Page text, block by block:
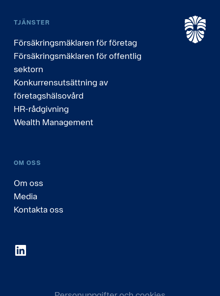
TJÄNSTER
Försäkringsmäklaren för företag
Försäkringsmäklaren för offentlig
sektorn
Konkurrensutsättning av
företagshälsovård
HR-rådgivning
Wealth Management
OM OSS
Om oss
Media
Kontakta oss